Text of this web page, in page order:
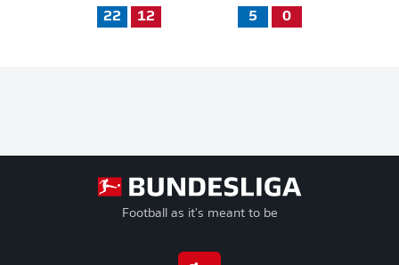
0
5
12
22
Football as it's meant to be